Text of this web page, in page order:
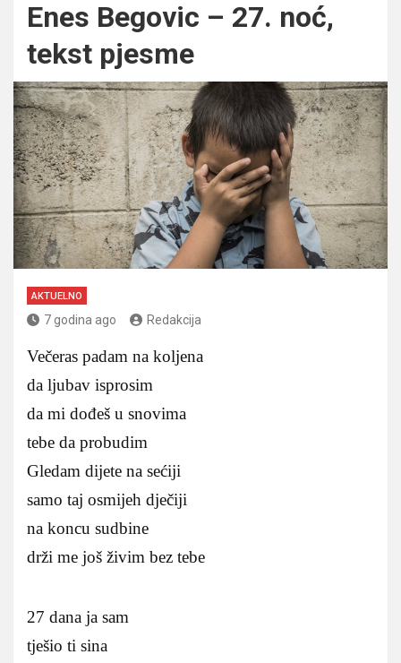
Enes Begovic – 27. noć,
tekst pjesme
AKTUELNO
7 godina ago Redakcija
Večeras padam na koljena
da ljubav isprosim
da mi dođeš u snovima
tebe da probudim
Gledam dijete na sećiji
samo taj osmijeh dječiji
na koncu sudbine
drži me još živim bez tebe
27 dana ja sam
tješio ti sina